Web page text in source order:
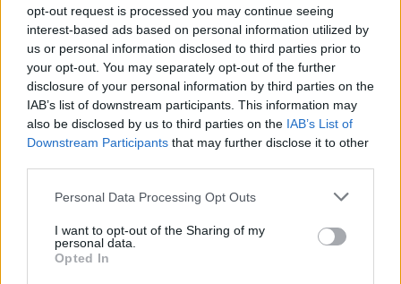
opt-out request is processed you may continue seeing
interest-based ads based on personal information utilized by
us or personal information disclosed to third parties prior to
your opt-out. You may separately opt-out of the further
disclosure of your personal information by third parties on the
IAB’s list of downstream participants. This information may
also be disclosed by us to third parties on the IAB’s List of
Downstream Participants that may further disclose it to other
Personal Data Processing Opt Outs
I want to opt-out of the Sharing of my
personal data.
Opted In
regressam a Ovar com mais de 50
atividades gratuitas em agosto